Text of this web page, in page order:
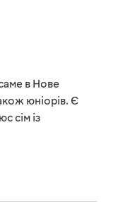
в Нове
юніорів. Є
сім із